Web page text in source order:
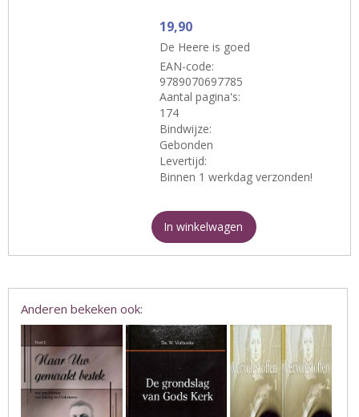
19,90
De Heere is goed
EAN-code:
9789070697785
Aantal pagina's:
174
Bindwijze:
Gebonden
Levertijd:
Binnen 1 werkdag verzonden!
In winkelwagen
Anderen bekeken ook: